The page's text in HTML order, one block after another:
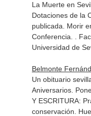
La Muerte en
Dotaciones de la
publicada. Morir
Conferencia. .
Universidad de
Belmonte
Un obituario
Aniversarios.
Y ESCRITURA:
conservación.